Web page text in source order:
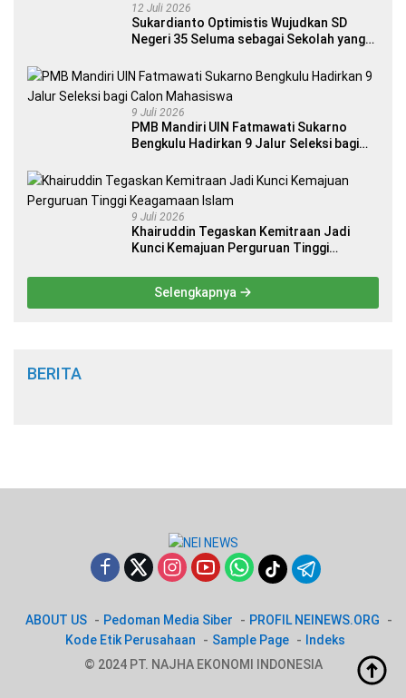
12 Juli 2026
Sukardianto Optimistis Wujudkan SD
Negeri 35 Seluma sebagai Sekolah yang
9 Juli 2026
PMB Mandiri UIN Fatmawati Sukarno
Bengkulu Hadirkan 9 Jalur Seleksi bagi
9 Juli 2026
Khairuddin Tegaskan Kemitraan Jadi
Kunci Kemajuan Perguruan Tinggi
Selengkapnya
BERITA
ABOUT US Pedoman Media Siber
PROFIL NEINEWS.ORG
Kode Etik Perusahaan
Sample Page
Indeks
© 2024 PT. NAJHA EKONOMI INDONESIA